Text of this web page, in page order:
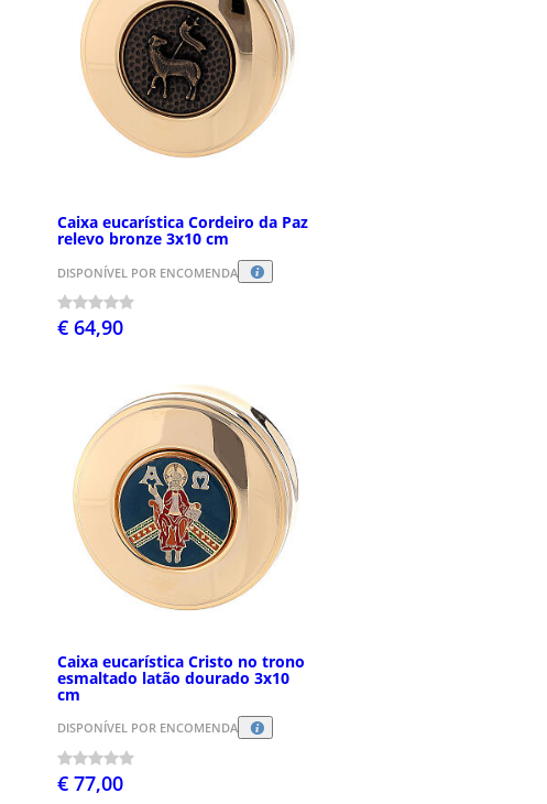
Caixa eucarística Cordeiro da Paz
relevo bronze 3x10 cm
DISPONÍVEL POR ENCOMENDA
€ 64,90
Caixa eucarística Cristo no trono
esmaltado latão dourado 3x10
cm
DISPONÍVEL POR ENCOMENDA
€ 77,00